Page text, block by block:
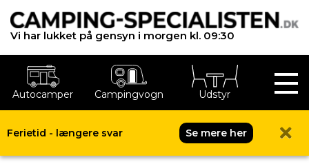
Vi har lukket på gensyn i morgen kl. 09:30
Autocamper Campingvogn Udstyr
Ferietid - længere svar
Se mere her